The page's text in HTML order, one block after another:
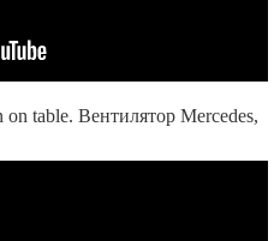
table. Вентилятор Mercedes,